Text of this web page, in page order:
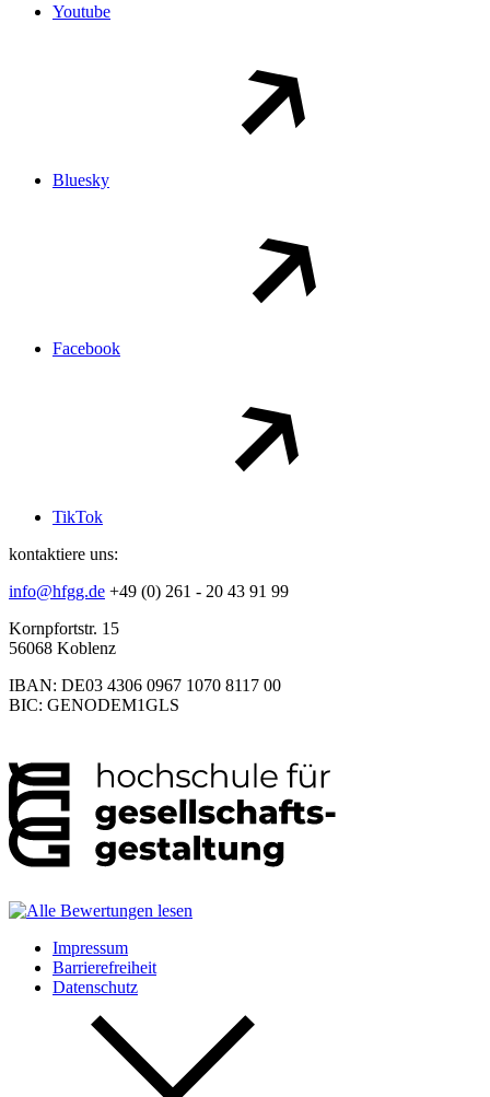
Youtube
Bluesky
Facebook
TikTok
kontaktiere uns:
info@hfgg.de +49 (0) 261 - 20 43 91 99
Kornpfortstr. 15
56068 Koblenz
IBAN: DE03 4306 0967 1070 8117 00
BIC: GENODEM1GLS
Impressum
Barrierefreiheit
Datenschutz